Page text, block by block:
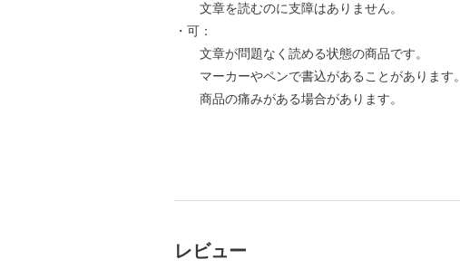
文章を読むのに支障はありません。
・可：
文章が問題なく読める状態の商品です。
マーカーやペンで書込があることがあります。
商品の痛みがある場合があります。
レビュー